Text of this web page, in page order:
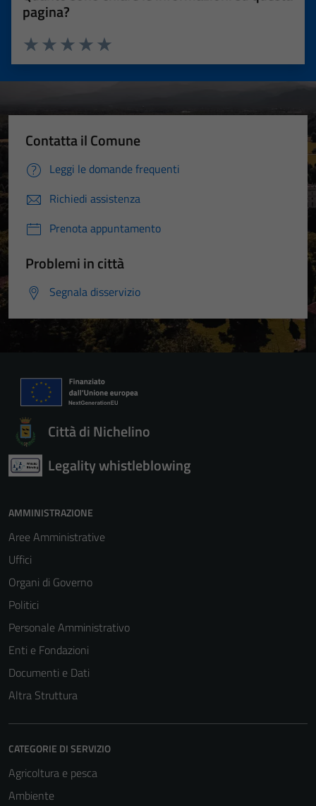
pagina?
Valuta 5 stelle su 5
Valuta 4 stelle su 5
Valuta 3 stelle su 5
Valuta 2 stelle su 5
Valuta 1 stelle su 5
Contatta il Comune
Leggi le domande frequenti
Richiedi assistenza
Prenota appuntamento
Problemi in città
Segnala disservizio
Città di Nichelino
Legality whistleblowing
AMMINISTRAZIONE
Aree Amministrative
Uffici
Organi di Governo
Politici
Personale Amministrativo
Enti e Fondazioni
Documenti e Dati
Altra Struttura
CATEGORIE DI SERVIZIO
Agricoltura e pesca
Ambiente